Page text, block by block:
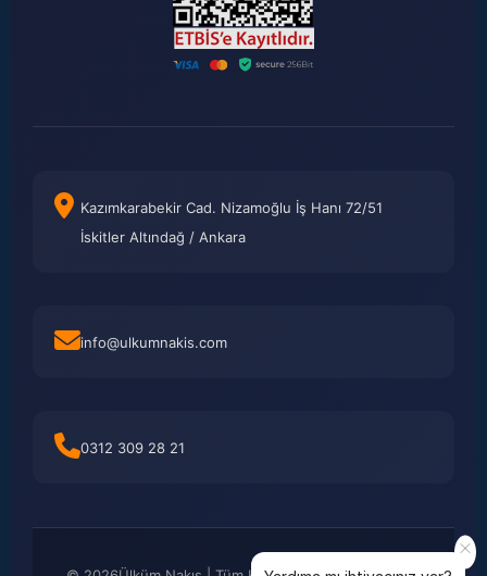
Kazımkarabekir Cad. Nizamoğlu İş Hanı 72/51
İskitler Altındağ / Ankara
info@ulkumnakis.com
0312 309 28 21